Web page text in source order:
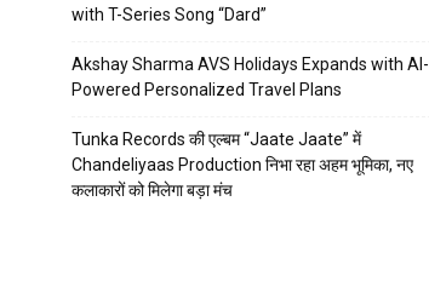
with T-Series Song “Dard”
Akshay Sharma AVS Holidays Expands with AI-
Powered Personalized Travel Plans
Tunka Records की एल्बम “Jaate Jaate” में
Chandeliyaas Production निभा रहा अहम भूमिका, नए
कलाकारों को मिलेगा बड़ा मंच